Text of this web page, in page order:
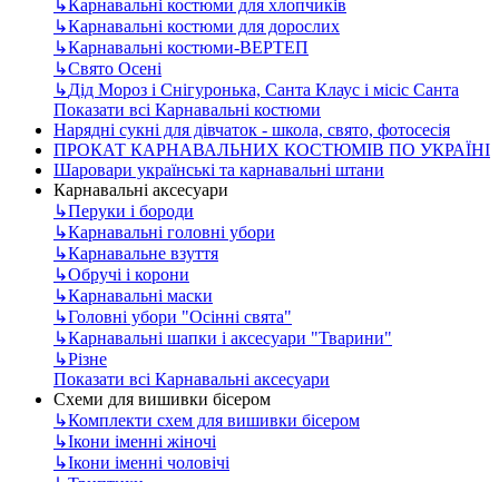
↳Карнавальні костюми для хлопчиків
↳Карнавальні костюми для дорослих
↳Карнавальні костюми-ВЕРТЕП
↳Свято Осені
↳Дід Мороз і Снігуронька, Санта Клаус і місіс Санта
Показати всі Карнавальні костюми
Нарядні сукні для дівчаток - школа, свято, фотосесія
ПРОКАТ КАРНАВАЛЬНИХ КОСТЮМІВ ПО УКРАЇНІ
Шаровари українські та карнавальні штани
Карнавальні аксесуари
↳Перуки і бороди
↳Карнавальні головні убори
↳Карнавальне взуття
↳Обручі і корони
↳Карнавальні маски
↳Головні убори "Осінні свята"
↳Карнавальні шапки і аксесуари "Тварини"
↳Різне
Показати всі Карнавальні аксесуари
Схеми для вишивки бісером
↳Комплекти схем для вишивки бісером
↳Ікони іменні жіночі
↳Ікони іменні чоловічі